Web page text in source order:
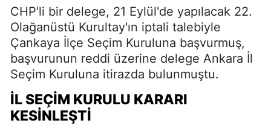
CHP'li bir delege, 21 Eylül'de yapılacak 22.
Olağanüstü Kurultay'ın iptali talebiyle
Çankaya İlçe Seçim Kuruluna başvurmuş,
başvurunun reddi üzerine delege Ankara İl
Seçim Kuruluna itirazda bulunmuştu.
İL SEÇIM KURULU KARARI
KESINLEŞTI